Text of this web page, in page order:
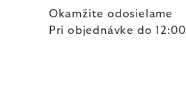
Okamžite odosielame
Pri objednávke do 12:00